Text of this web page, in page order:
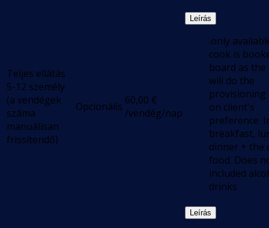
Teljes ellátás
5-12 személy
(a vendégek
száma
manuálisan
frissítendő)
Opcionális 60,00 €
/vendég/nap
Leírás
.only
cook is
board as the
will do the
provisioning
on client's
preference.
breakfast,
dinner + the
food. Does
included
drinks
Leírás